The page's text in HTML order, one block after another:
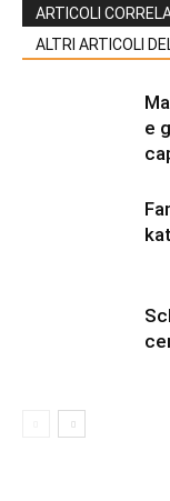
ARTICOLI
ALTRI ARTICOLI
e